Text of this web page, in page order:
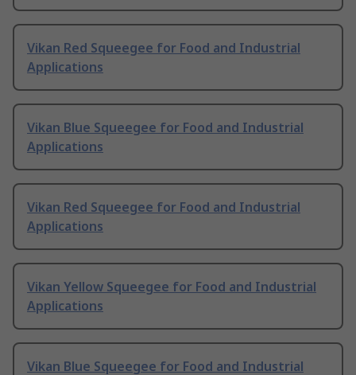
Vikan Red Squeegee for Food and Industrial
Applications
Vikan Blue Squeegee for Food and Industrial
Applications
Vikan Red Squeegee for Food and Industrial
Applications
Vikan Yellow Squeegee for Food and Industrial
Applications
Vikan Blue Squeegee for Food and Industrial